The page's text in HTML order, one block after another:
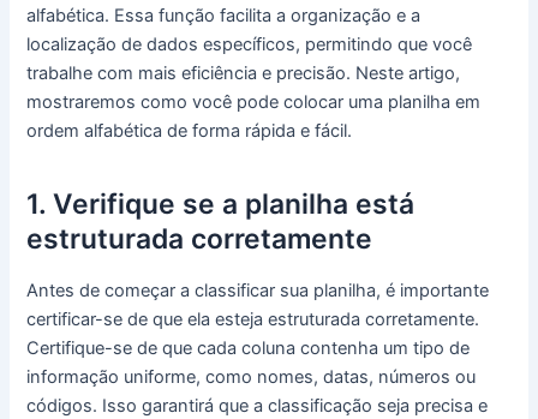
alfabética. Essa função facilita a organização e a
localização de dados específicos, permitindo que você
trabalhe com mais eficiência e precisão. Neste artigo,
mostraremos como você pode colocar uma planilha em
ordem alfabética de forma rápida e fácil.
1. Verifique se a planilha está
estruturada corretamente
Antes de começar a classificar sua planilha, é importante
certificar-se de que ela esteja estruturada corretamente.
Certifique-se de que cada coluna contenha um tipo de
informação uniforme, como nomes, datas, números ou
códigos. Isso garantirá que a classificação seja precisa e